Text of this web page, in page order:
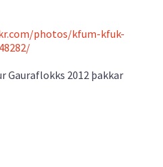
photos/kfum-kfuk-
Gauraflokks 2012 þakkar